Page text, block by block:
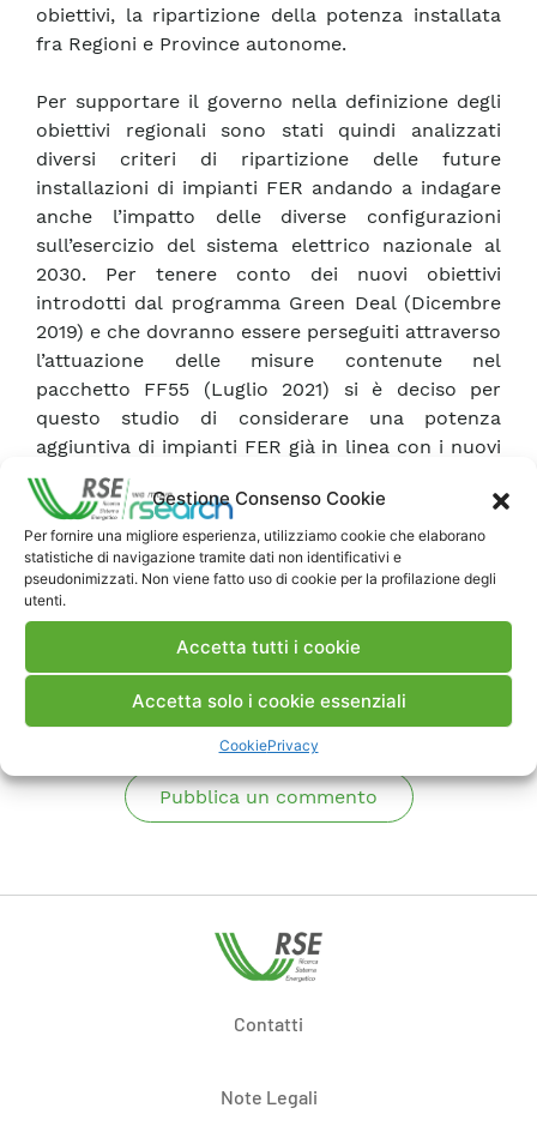
Gestione Consenso Cookie
Per fornire una migliore esperienza, utilizziamo cookie che elaborano
statistiche di navigazione tramite dati non identificativi e
pseudonimizzati. Non viene fatto uso di cookie per la profilazione degli
utenti.
Accetta tutti i cookie
Accetta solo i cookie essenziali
CookiePrivacy
obiettivi, la ripartizione della potenza installata
fra Regioni e Province autonome.
Per supportare il governo nella definizione degli
obiettivi regionali sono stati quindi analizzati
diversi criteri di ripartizione delle future
installazioni di impianti FER andando a indagare
anche l’impatto delle diverse configurazioni
sull’esercizio del sistema elettrico nazionale al
2030. Per tenere conto dei nuovi obiettivi
introdotti dal programma Green Deal (Dicembre
2019) e che dovranno essere perseguiti attraverso
l’attuazione delle misure contenute nel
pacchetto FF55 (Luglio 2021) si è deciso per
questo studio di considerare una potenza
aggiuntiva di impianti FER già in linea con i nuovi
obiettivi comunitari definiti nel pacchetto “Fit for
55” e quindi superiore a quella pianificata nel
PNIEC.
Commenti
Pubblica un commento
Contatti
Note Legali